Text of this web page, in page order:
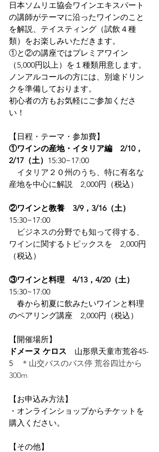
日本ソムリエ協会ワインエキスパート
の講師がテーマに沿ったワインのこと
を解説、テイスティング（試飲４種
類）をお楽しみいただきます。
①と②の講座ではプレミアワイン
（5,000円以上）を１種類用意します。
ノンアルコールの方には、別途ドリン
クを準備しております。
初心者の方もお気軽にご参加くださ
い！
【日程・テーマ・参加費】
①ワインの産地・イタリア編　2/10，
2/17（土） 15:30~17:00
イタリア２０州のうち、特に有名な
産地を中心に解説 2,000円（税込）
②ワインと教養　3/9，3/16（土）
15:30~17:00
ビジネスの分野でも知って得する、
ワインに関するトピックスを 2,000円
（税込）
③ワインと料理　4/13，4/20（土）
15:30~17:00
春から初夏に飲みたいワインと料理
のペアリング講座　2,000円（税込）
【開催場所】
ドメーヌ ケロス 山形県天童市荒谷45-
5
＊山交バスのバス停 荒谷四辻から
300m
【お申込み方法】
・オンラインショップからチケットを
購入ください。
【その他】